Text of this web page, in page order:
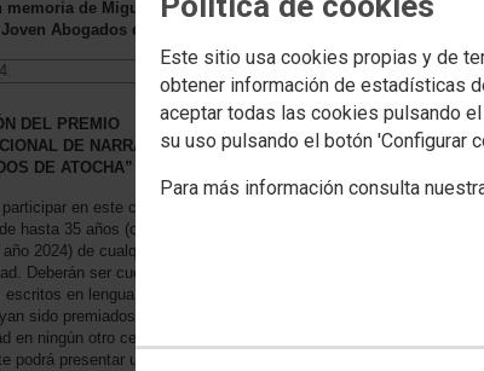
Este sitio usa cookies propias y de
obtener información de estadísticas
aceptar todas las cookies pulsando
su uso pulsando el botón 'Configurar
Para más información consulta
memoria de Miguel Sarabia y Enrique Valdelvira, denominado
Abogados de Atocha"
DEL PREMIO
DE NARRATIVA JOVEN
DE ATOCHA”
en este certamen
hasta 35 años (cumplidos
2024) de cualquier
Deberán ser cuentos o relatos
escritos en lengua castellana,
sido premiados con
en ningún otro certamen. Cada
podrá presentar un solo cuento.